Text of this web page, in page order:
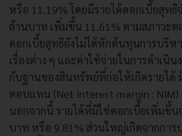
หรือ 11.19% โดยมีรายได้ดอกเบี้ยสุท
ล้านบาท เพิ่มขึ้น 11.61% ตามสภาวะต
ดอกเบี้ยสุทธิยังไม่ได้หักต้นทุนการบริห
เรื่องต่าง ๆ และค่าใช้จ่ายในการดำเนิน
กับฐานของสินทรัพย์ที่ก่อให้เกิดรายได้
ตอบแทน (Net interest margin : NIM)
นอกจากนี้ รายได้ที่มิใช่ดอกเบี้ยเพิ่มขึ้น
บาท หรือ 9.81% ส่วนใหญ่เกิดจากการ